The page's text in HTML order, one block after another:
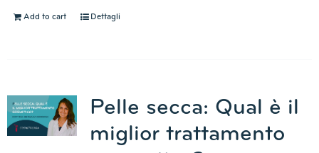
Add to cart Dettagli
Pelle secca: Qual è il
miglior trattamento